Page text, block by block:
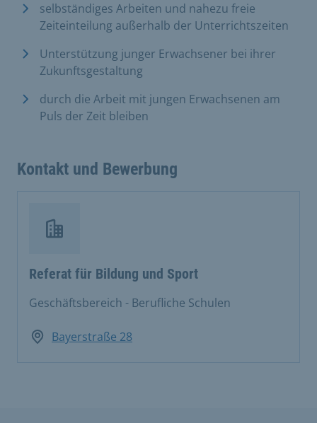
selbständiges Arbeiten und nahezu freie
Zeiteinteilung außerhalb der Unterrichtszeiten
Unterstützung junger Erwachsener bei ihrer
Zukunftsgestaltung
durch die Arbeit mit jungen Erwachsenen am
Puls der Zeit bleiben
Kontakt und Bewerbung
Referat für Bildung und Sport
Geschäftsbereich - Berufliche Schulen
Bayerstraße 28